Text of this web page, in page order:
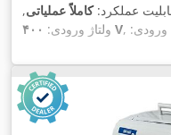
عملکرد:کاملاً عملیاتی,
ولتاژ ورودی: ۴۰۰ V ورودی:
سرعت چرخش:۵٬۲۰۰
,
, تجهیزات: مستندات / راهنما